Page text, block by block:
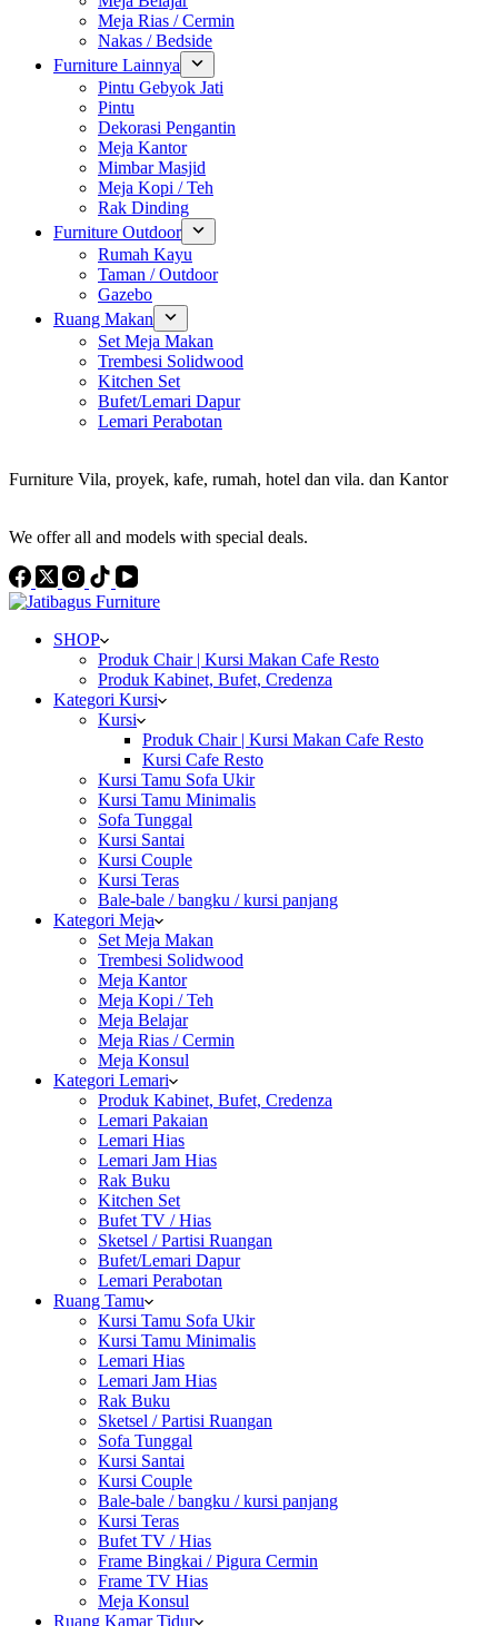
Meja Rias / Cermin
Nakas / Bedside
Furniture Lainnya
Pintu Gebyok Jati
Pintu
Dekorasi Pengantin
Meja Kantor
Mimbar Masjid
Meja Kopi / Teh
Rak Dinding
Furniture Outdoor
Rumah Kayu
Taman / Outdoor
Gazebo
Ruang Makan
Set Meja Makan
Trembesi Solidwood
Kitchen Set
Bufet/Lemari Dapur
Lemari Perabotan
Furniture Vila, proyek, kafe, rumah, hotel dan vila. dan Kantor
We offer all and models with special deals.
SHOP
Produk Chair | Kursi Makan Cafe Resto
Produk Kabinet, Bufet, Credenza
Kategori Kursi
Kursi
Produk Chair | Kursi Makan Cafe Resto
Kursi Cafe Resto
Kursi Tamu Sofa Ukir
Kursi Tamu Minimalis
Sofa Tunggal
Kursi Santai
Kursi Couple
Kursi Teras
Bale-bale / bangku / kursi panjang
Kategori Meja
Set Meja Makan
Trembesi Solidwood
Meja Kantor
Meja Kopi / Teh
Meja Belajar
Meja Rias / Cermin
Meja Konsul
Kategori Lemari
Produk Kabinet, Bufet, Credenza
Lemari Pakaian
Lemari Hias
Lemari Jam Hias
Rak Buku
Kitchen Set
Bufet TV / Hias
Sketsel / Partisi Ruangan
Bufet/Lemari Dapur
Lemari Perabotan
Ruang Tamu
Kursi Tamu Sofa Ukir
Kursi Tamu Minimalis
Lemari Hias
Lemari Jam Hias
Rak Buku
Sketsel / Partisi Ruangan
Sofa Tunggal
Kursi Santai
Kursi Couple
Bale-bale / bangku / kursi panjang
Kursi Teras
Bufet TV / Hias
Frame Bingkai / Pigura Cermin
Frame TV Hias
Meja Konsul
Ruang Kamar Tidur